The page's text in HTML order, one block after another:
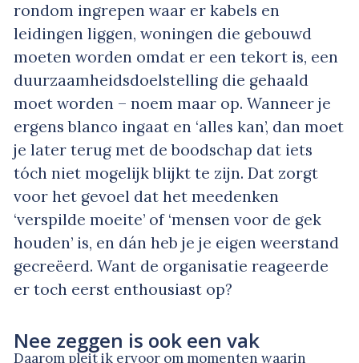
rondom ingrepen waar er kabels en
leidingen liggen, woningen die gebouwd
moeten worden omdat er een tekort is, een
duurzaamheidsdoelstelling die gehaald
moet worden – noem maar op. Wanneer je
ergens blanco ingaat en ‘alles kan’, dan moet
je later terug met de boodschap dat iets
tóch niet mogelijk blijkt te zijn. Dat zorgt
voor het gevoel dat het meedenken
‘verspilde moeite’ of ‘mensen voor de gek
houden’ is, en dán heb je je eigen weerstand
gecreëerd. Want de organisatie reageerde
er toch eerst enthousiast op?
Nee zeggen is ook een vak
Daarom pleit ik ervoor om momenten waarin